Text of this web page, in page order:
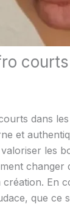
dans
et
les
création.
que